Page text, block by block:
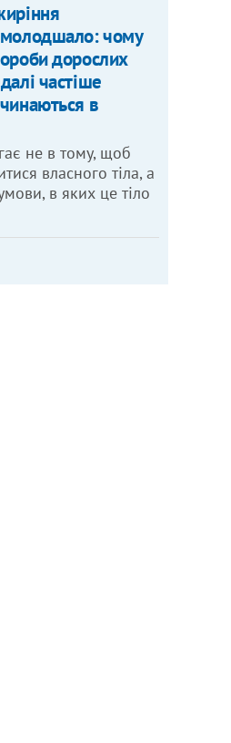
чому
дорослих
частіше
в
не в тому, щоб
власного тіла, а
в яких це тіло